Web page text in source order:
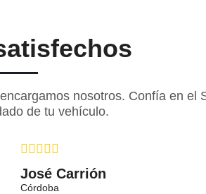
nosotros. Confía en el
de tu vehículo.
José Carrión
Córdoba